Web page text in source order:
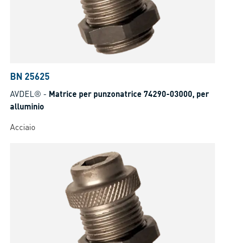
BN 25625
AVDEL® - Matrice per punzonatrice 74290-03000, per
alluminio
Acciaio